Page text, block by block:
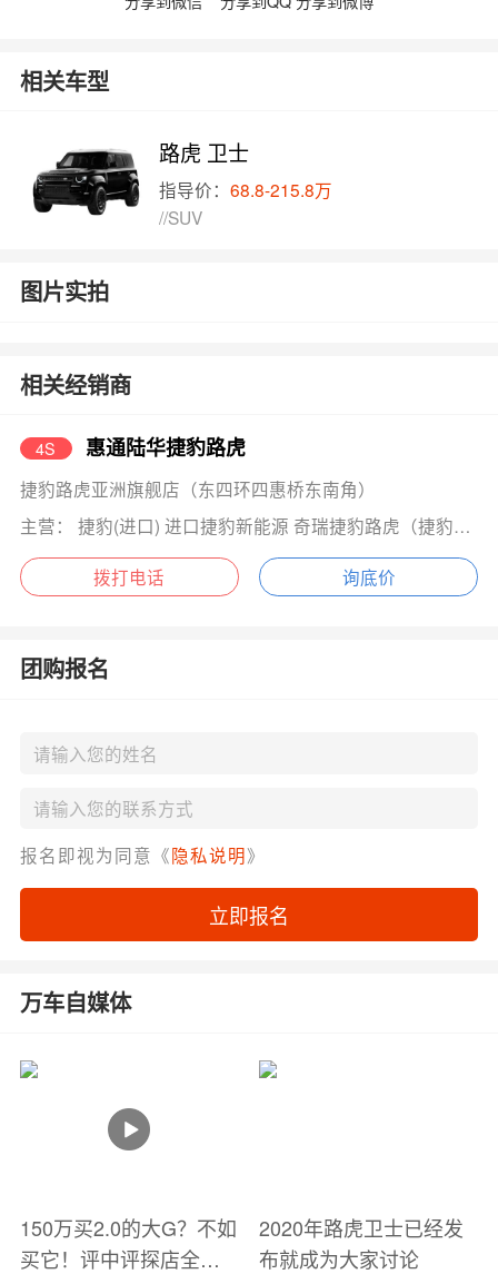
相关车型
路虎 卫士
指导价：68.8-215.8万
//SUV
图片实拍
相关经销商
4S 惠通陆华捷豹路虎
捷豹路虎亚洲旗舰店（东四环四惠桥东南角）
主营： 捷豹(进口) 进口捷豹新能源 奇瑞捷豹路虎（捷豹） 奇瑞捷豹路虎（路虎）
拨打电话 询底价
团购报名
报名即视为同意《隐私说明》
立即报名
万车自媒体
150万买2.0的大G？不如
买它！评中评探店全新
2020年路虎卫士已经发
布就成为大家讨论